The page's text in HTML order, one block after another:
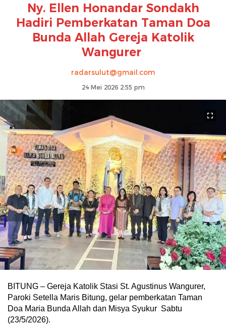
Ny. Ellen Honandar Sondakh
Hadiri Pemberkatan Taman Doa
Bunda Allah Gereja Katolik
Wangurer
radarsulut@gmail.com
24 Mei 2026 2:55 pm
BITUNG – Gereja Katolik Stasi St. Agustinus Wangurer,
Paroki Setella Maris Bitung, gelar pemberkatan Taman
Doa Maria Bunda Allah dan Misya Syukur Sabtu
(23/5/2026).